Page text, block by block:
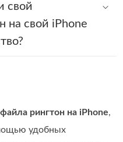
свой
на свой iPhone
рингтон на iPhone,
удобных